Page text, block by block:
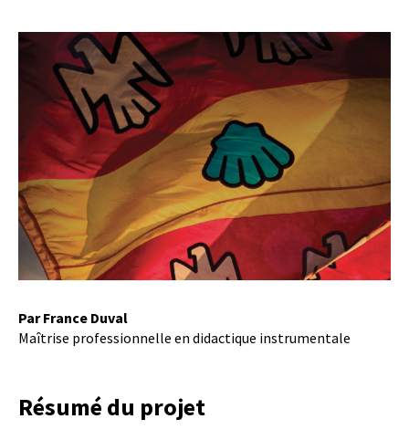
Par France Duval
Maîtrise professionnelle en didactique instrumentale
Résumé du projet